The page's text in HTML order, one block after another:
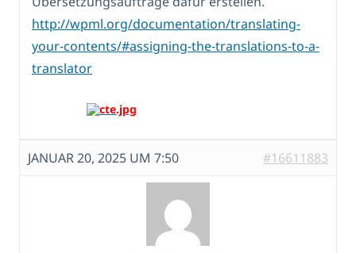
http://wpml.org/documentation/translating-
your-contents/#assigning-the-translations-to-a-
translator
JANUAR 20, 2025 UM 7:50 #16611883